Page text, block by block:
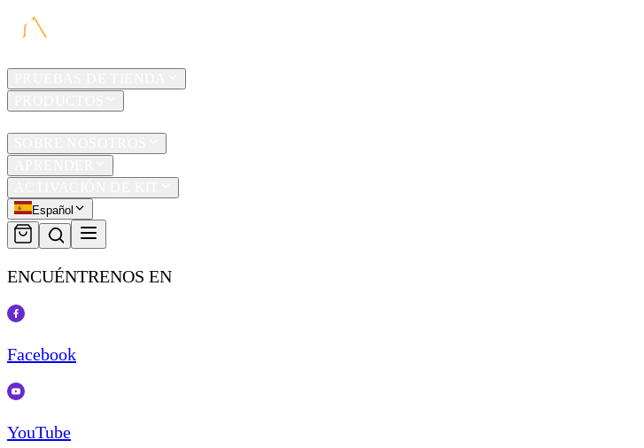
Español
ENCUÉNTRENOS EN
Facebook
YouTube